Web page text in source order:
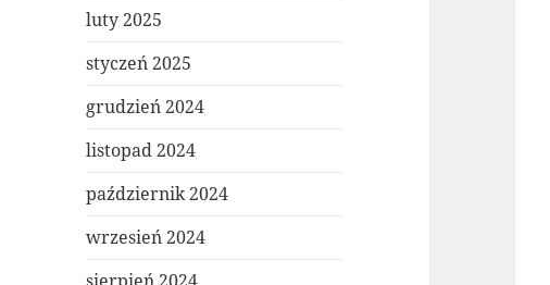
luty 2025
styczeń 2025
grudzień 2024
listopad 2024
październik 2024
wrzesień 2024